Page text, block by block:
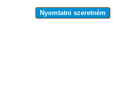
Nyomtatni szeretném